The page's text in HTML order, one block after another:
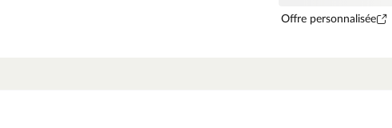
Offre personnalisée